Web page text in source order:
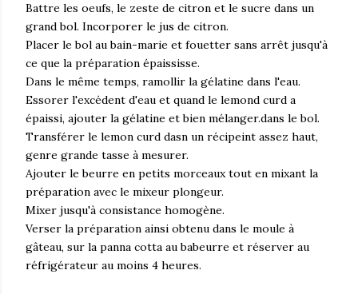
Battre les oeufs, le zeste de citron et le sucre dans un
grand bol. Incorporer le jus de citron.
Placer le bol au bain-marie et fouetter sans arrêt jusqu'à
ce que la préparation épaississe.
Dans le même temps, ramollir la gélatine dans l'eau.
Essorer l'excédent d'eau et quand le lemond curd a
épaissi, ajouter la gélatine et bien mélanger.dans le bol.
Transférer le lemon curd dasn un récipeint assez haut,
genre grande tasse à mesurer.
Ajouter le beurre en petits morceaux tout en mixant la
préparation avec le mixeur plongeur.
Mixer jusqu'à consistance homogène.
Verser la préparation ainsi obtenu dans le moule à
gâteau, sur la panna cotta au babeurre et réserver au
réfrigérateur au moins 4 heures.